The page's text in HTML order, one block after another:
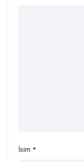
İsim *